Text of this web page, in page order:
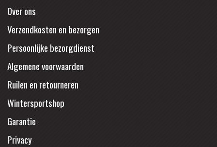
Over ons
Verzendkosten en bezorgen
Persoonlijke bezorgdienst
Algemene voorwaarden
Ruilen en retourneren
Wintersportshop
Garantie
Privacy